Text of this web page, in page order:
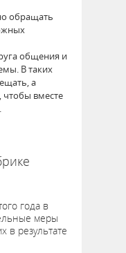
обращать
общения и
В таких
а
чтобы вместе
года в
меры
в результате